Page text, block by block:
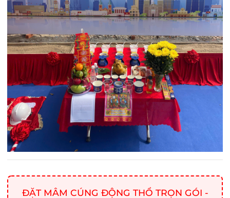
ĐẶT MÂM CÚNG ĐỘNG THỔ TRỌN GÓI -